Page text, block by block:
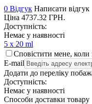
0 Відгук Написати відгук
Ціна 4737.32 ГРН.
Доступність:
Немає у наявності
5 x 20 ml
Сповістити мене, коли
E-mail
Додати до переліку
Доступність:
Немає у наявності
Способи доставки товару